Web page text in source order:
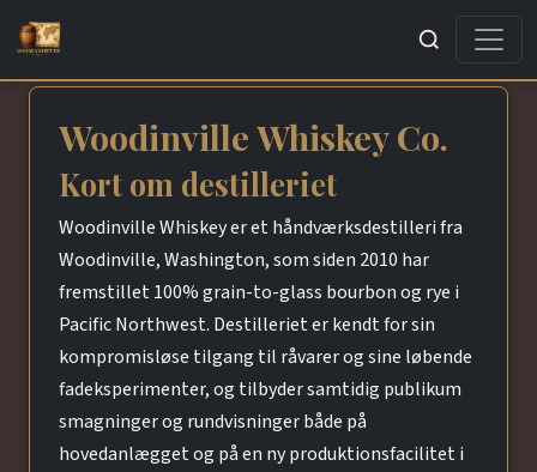
Søg
Woodinville Whiskey Co.
Kort om destilleriet
Woodinville Whiskey er et håndværksdestilleri fra
Woodinville, Washington, som siden 2010 har
fremstillet 100% grain-to-glass bourbon og rye i
Pacific Northwest. Destilleriet er kendt for sin
kompromisløse tilgang til råvarer og sine løbende
fadeksperimenter, og tilbyder samtidig publikum
smagninger og rundvisninger både på
hovedanlægget og på en ny produktionsfacilitet i